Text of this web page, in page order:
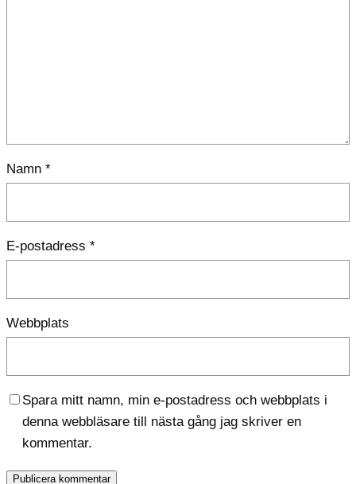
Namn *
E-postadress *
Webbplats
Spara mitt namn, min e-postadress och webbplats i
denna webbläsare till nästa gång jag skriver en
kommentar.